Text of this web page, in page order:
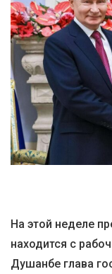
На этой неделе
находится с
Душанбе глава